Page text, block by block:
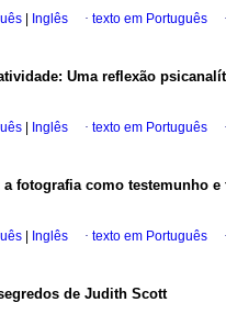
Inglês · texto em Português
: Uma reflexão
Inglês · texto em Português
a fotografia como testemunho e
Inglês · texto em Português
de Judith Scott